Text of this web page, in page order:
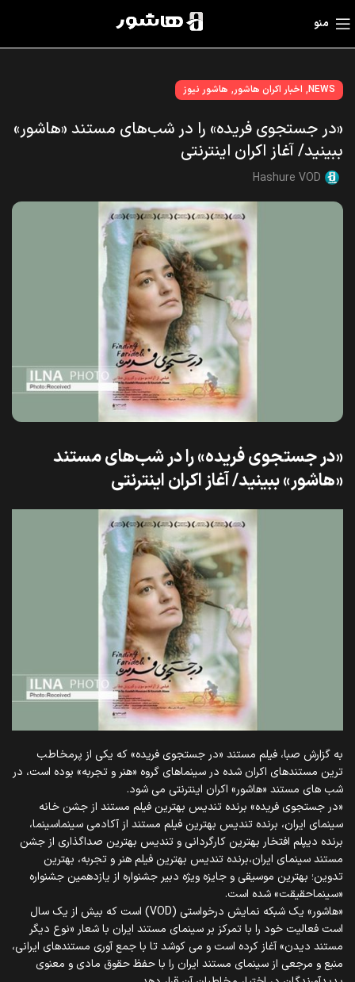
منو
NEWS
, اخبار اکران هاشور, هاشور نیوز
«در جستجوی فریده» را در شب‌های مستند «هاشور»
ببینید/ آغاز اکران اینترنتی
Hashure VOD
«در جستجوی فریده» را در شب‌های مستند
«هاشور» ببینید/ آغاز اکران اینترنتی
به گزارش صبا، فیلم مستند «در جستجوی فریده» که یکی از پرمخاطب
ترین مستندهای اکران شده در سینماهای گروه «هنر و تجربه» بوده است، در
شب های مستند «هاشور» اکران اینترنتی می شود.
«در جستجوی فریده» برنده‌ تندیس بهترین فیلم مستند از جشن خانه
سینمای ایران، برنده‌ تندیس بهترین فیلم مستند از آکادمی سینماسینما،
برنده‌ دیپلم افتخار بهترین کارگردانی و تندیس بهترین صداگذاری از جشن
مستند سینمای ایران،برنده‌ تندیس بهترین فیلم هنر و تجربه، بهترین
تدوین؛ بهترین موسیقی و جایزه ویژه دبیر جشنواره از یازدهمین جشنواره
«سینماحقیقت» شده است.
«هاشور» یک شبکه نمایش درخواستی (VOD) است که بیش از یک سال
است فعالیت خود را با تمرکز بر سینمای مستند ایران با شعار «نوع دیگر
مستند دیدن» آغاز کرده است و می کوشد تا با جمع آوری مستندهای ایرانی،
منبع و مرجعی از سینمای مستند ایران را با حفظ حقوق مادی و معنوی